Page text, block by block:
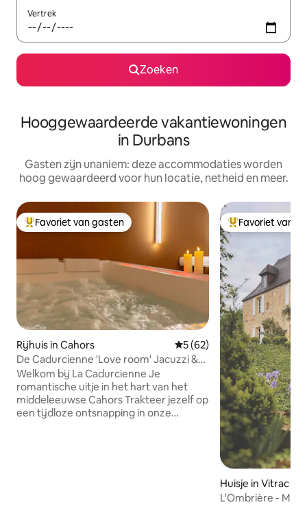
Vertrek
Zoeken
Hooggewaardeerde vakantiewoningen
in Durbans
Gasten zijn unaniem: deze accommodaties worden
hoog gewaardeerd voor hun locatie, netheid en meer.
Topfavoriet van gasten
Favoriet van gasten
Rijhuis in Cahors Gemiddelde beoordeling
5 (62)
De Cadurcienne 'Love room' Jacuzzi &
geheime kamer
Welkom bij La Cadurcienne Je
romantische uitje in het hart van het
middeleeuwse Cahors Trakteer jezelf op
een tijdloze ontsnapping in onze
Topfavoriet van
Favoriet van
Huisje in Vitrac
L'Ombrière -